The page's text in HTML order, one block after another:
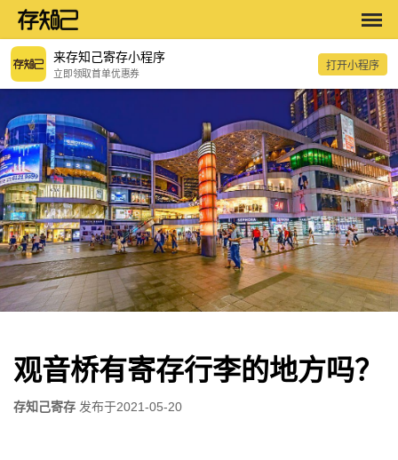
来存知己寄存小程序
立即领取首单优惠券
打开小程序
观音桥有寄存行李的地方吗？
存知己寄存 发布于2021-05-20